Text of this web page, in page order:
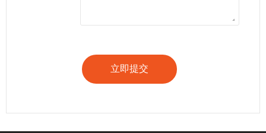
立即提交